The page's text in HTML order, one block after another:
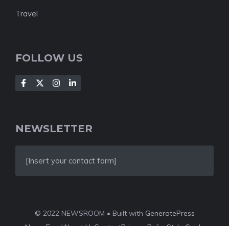
Travel
FOLLOW US
NEWSLETTER
[Insert your contact form]
© 2022 NEWSROOM • Built with GeneratePress